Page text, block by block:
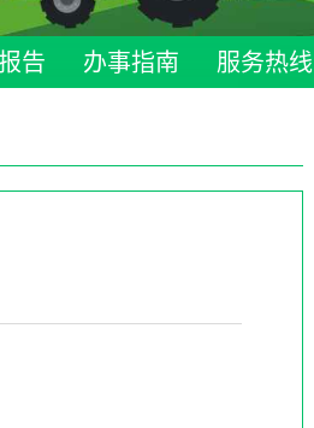
告 办事指南 服务热线